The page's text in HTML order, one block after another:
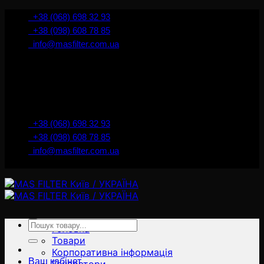
İçeriğe+38 (068) 698 32 93
+38 (098) 608 78 85
info@masfilter.com.ua
+38 (068) 698 32 93
+38 (098) 608 78 85
info@masfilter.com.ua
Головна
Товари
Корпоративна інформація
Ara:
Ваш кабінет